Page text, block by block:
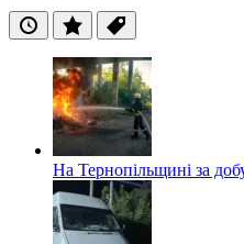
ОстанніПопулярні
Теги
На Тернопільщині за